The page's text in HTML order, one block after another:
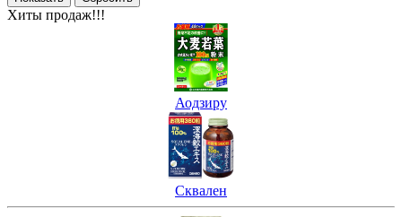
Хиты продаж!!!
Аодзиру
Сквален